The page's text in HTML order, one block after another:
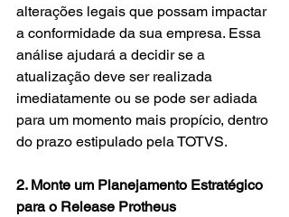
alterações legais que possam impactar
a conformidade da sua empresa. Essa
análise ajudará a decidir se a
atualização deve ser realizada
imediatamente ou se pode ser adiada
para um momento mais propício, dentro
do prazo estipulado pela TOTVS.
2. Monte um Planejamento Estratégico
para o Release Protheus